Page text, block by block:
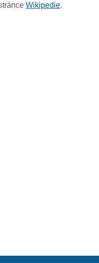
Wikipedie.